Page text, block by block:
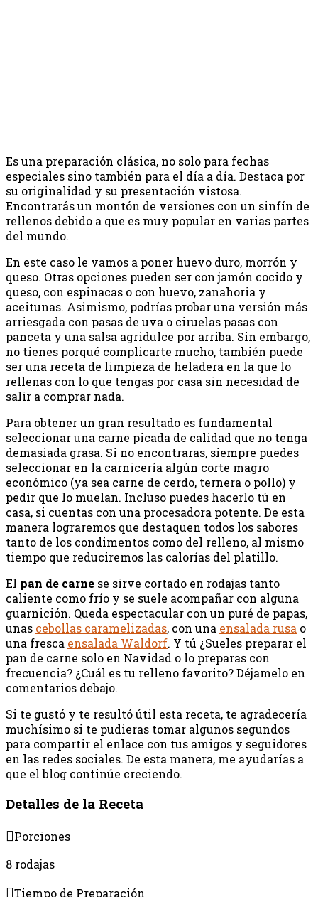
Es una preparación clásica, no solo para fechas
especiales sino también para el día a día. Destaca por
su originalidad y su presentación vistosa.
Encontrarás un montón de versiones con un sinfín de
rellenos debido a que es muy popular en varias partes
del mundo.
En este caso le vamos a poner huevo duro, morrón y
queso. Otras opciones pueden ser con jamón cocido y
queso, con espinacas o con huevo, zanahoria y
aceitunas. Asimismo, podrías probar una versión más
arriesgada con pasas de uva o ciruelas pasas con
panceta y una salsa agridulce por arriba. Sin embargo,
no tienes porqué complicarte mucho, también puede
ser una receta de limpieza de heladera en la que lo
rellenas con lo que tengas por casa sin necesidad de
salir a comprar nada.
Para obtener un gran resultado es fundamental
seleccionar una carne picada de calidad que no tenga
demasiada grasa. Si no encontraras, siempre puedes
seleccionar en la carnicería algún corte magro
económico (ya sea carne de cerdo, ternera o pollo) y
pedir que lo muelan. Incluso puedes hacerlo tú en
casa, si cuentas con una procesadora potente. De esta
manera lograremos que destaquen todos los sabores
tanto de los condimentos como del relleno, al mismo
tiempo que reduciremos las calorías del platillo.
El pan de carne se sirve cortado en rodajas tanto
caliente como frío y se suele acompañar con alguna
guarnición. Queda espectacular con un puré de papas,
unas cebollas caramelizadas, con una ensalada rusa o
una fresca ensalada Waldorf. Y tú ¿Sueles preparar el
pan de carne solo en Navidad o lo preparas con
frecuencia? ¿Cuál es tu relleno favorito? Déjamelo en
comentarios debajo.
Si te gustó y te resultó útil esta receta, te agradecería
muchísimo si te pudieras tomar algunos segundos
para compartir el enlace con tus amigos y seguidores
en las redes sociales. De esta manera, me ayudarías a
que el blog continúe creciendo.
Detalles de la Receta
Porciones
8 rodajas
Tiempo de Preparación